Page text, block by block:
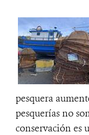
pesquera
pesquerías no
conservación es